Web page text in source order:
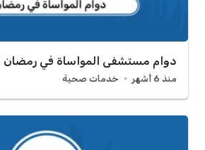
دوام مستشفى المواساة في رمضان 2026
منذ 6 أشهر خدمات صحية